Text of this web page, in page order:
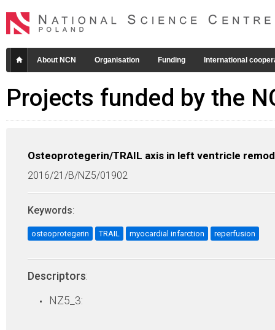
About NCN Organisation Funding International
Projects funded by the
Osteoprotegerin/TRAIL axis in left ventricle
2016/21/B/NZ5/01902
Keywords:
osteoprotegerin TRAIL myocardial infarction reperfusion
Descriptors:
NZ5_3: